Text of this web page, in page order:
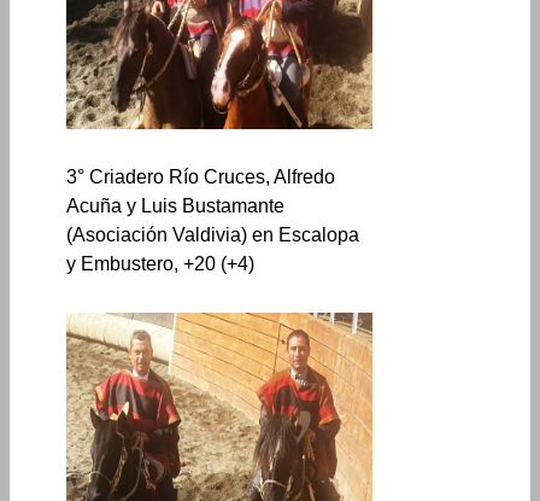
3° Criadero Río Cruces, Alfredo
Acuña y Luis Bustamante
(Asociación Valdivia) en Escalopa
y Embustero, +20 (+4)